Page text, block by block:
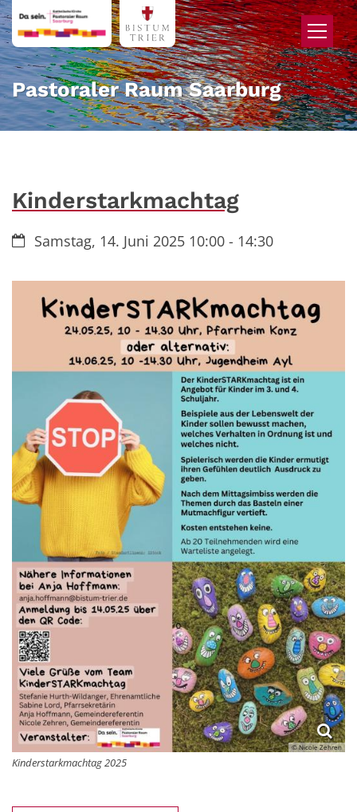
Zum Inhalt springen
Pastoraler Raum Saarburg
Kinderstarkmachtag
Datum:Samstag, 14. Juni 2025 10:00 - 14:30
© Nicole Zehren
Kinderstarkmachtag 2025